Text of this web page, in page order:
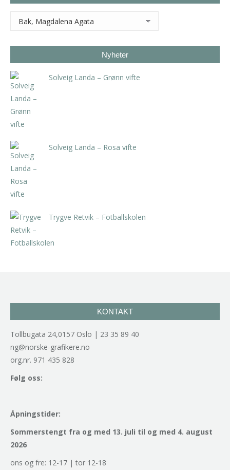
Nyheter
Solveig Landa – Grønn vifte
Solveig Landa – Rosa vifte
Trygve Retvik – Fotballskolen
KONTAKT
Tollbugata 24,0157 Oslo | 23 35 89 40
ng@norske-grafikere.no
org.nr. 971 435 828
Følg oss:
Åpningstider:
Sommerstengt fra og med 13. juli til og med 4. august
2026
ons og fre: 12-17 | tor 12-18